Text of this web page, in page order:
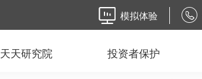
模拟体验
天天研究院 投资者保护